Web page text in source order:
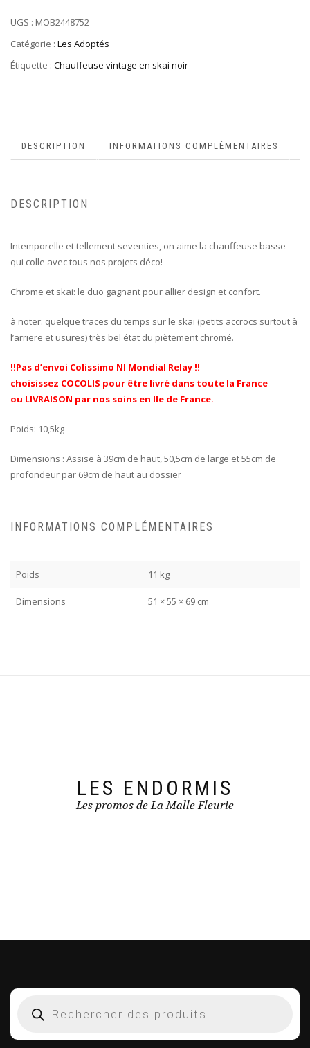
UGS : MOB2448752
Catégorie : Les Adoptés
Étiquette : Chauffeuse vintage en skai noir
DESCRIPTION INFORMATIONS COMPLÉMENTAIRES
DESCRIPTION
Intemporelle et tellement seventies, on aime la chauffeuse basse
qui colle avec tous nos projets déco!
Chrome et skai: le duo gagnant pour allier design et confort.
à noter: quelque traces du temps sur le skai (petits accrocs surtout à
l’arriere et usures) très bel état du piètement chromé.
!!Pas d’envoi Colissimo NI Mondial Relay !!
choisissez COCOLIS pour être livré dans toute la France
ou LIVRAISON par nos soins en Ile de France.
Poids: 10,5kg
Dimensions : Assise à 39cm de haut, 50,5cm de large et 55cm de
profondeur par 69cm de haut au dossier
INFORMATIONS COMPLÉMENTAIRES
Poids 11 kg
Dimensions 51 × 55 × 69 cm
LES ENDORMIS
Les promos de La Malle Fleurie